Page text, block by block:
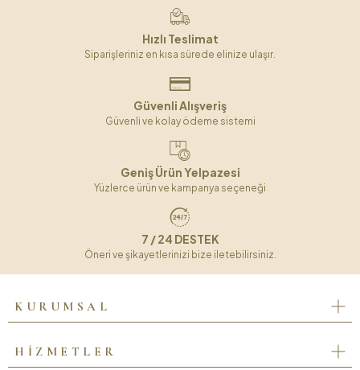
Hızlı Teslimat
Siparişleriniz en kısa sürede elinize ulaşır.
Güvenli Alışveriş
Güvenli ve kolay ödeme sistemi
Geniş Ürün Yelpazesi
Yüzlerce ürün ve kampanya seçeneği
7 / 24 DESTEK
Öneri ve şikayetlerinizi bize iletebilirsiniz.
KURUMSAL
HİZMETLER